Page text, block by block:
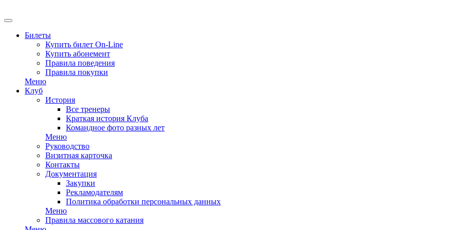
Билеты
Купить билет On-Line
Купить абонемент
Правила поведения
Правила покупки
Меню
Клуб
История
Все тренеры
Краткая история Клуба
Командное фото разных лет
Меню
Руководство
Визитная карточка
Контакты
Документация
Закупки
Рекламодателям
Политика обработки персональных данных
Меню
Правила массового катания